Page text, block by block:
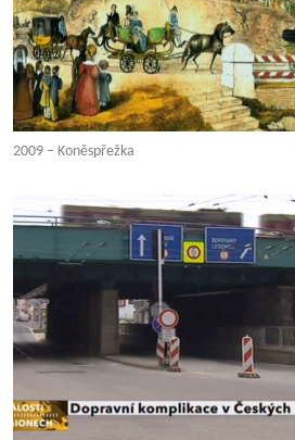
2009 – Koněspřežka